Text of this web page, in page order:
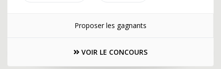
Proposer les gagnants
VOIR LE CONCOURS